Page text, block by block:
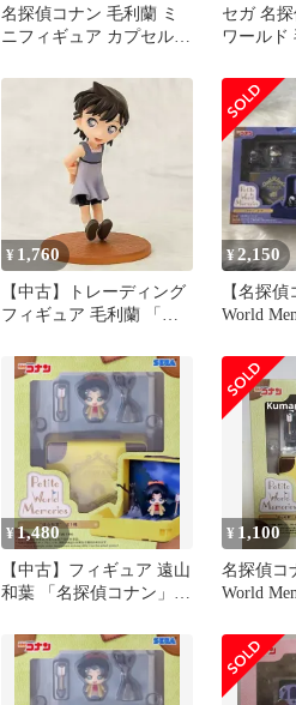
名探偵コナン 毛利蘭 ミ
ニフィギュア カプセルト
セガ 名
ワールド
¥ 1,760
【中古】トレーディング
フィギュア 毛利蘭 「ト
ン よんてんご 名探偵コ
ナン メモリーズ・コレク
¥2,150
【名探
World
¥1,480
【中古】フィギュア 遠山
和葉 「名探偵コナン」
ニフィギュア“遠山和
葉”(EX)
¥ 1,100
名探偵
World